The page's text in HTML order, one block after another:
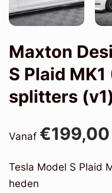
Maxton
S Plaid
splitters
Vanaf €199,00
Tesla Model S Plaid
heden